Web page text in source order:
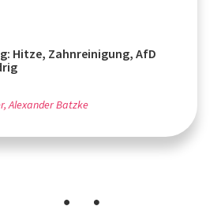
Hitze, Zahnreinigung, AfD
Alexander Batzke